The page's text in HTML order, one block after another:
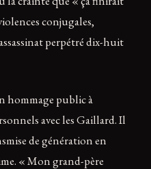
conjugales,
perpétré dix-huit
hommage public à
avec les Gaillard. Il
de génération en
« Mon grand-père